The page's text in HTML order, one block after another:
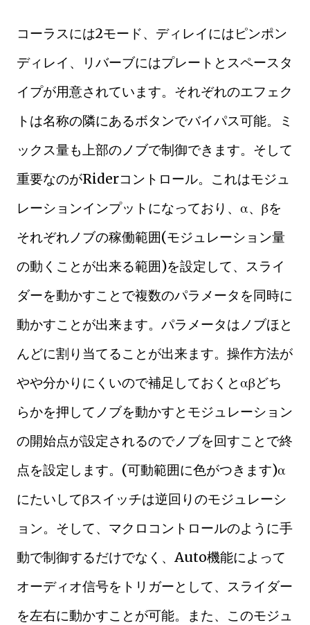
コーラスには2モード、ディレイにはピンポン
ディレイ、リバーブにはプレートとスペースタ
イプが用意されています。それぞれのエフェク
トは名称の隣にあるボタンでバイパス可能。ミ
ックス量も上部のノブで制御できます。そして
重要なのがRiderコントロール。これはモジュ
レーションインプットになっており、α、βを
それぞれノブの稼働範囲(モジュレーション量
の動くことが出来る範囲)を設定して、スライ
ダーを動かすことで複数のパラメータを同時に
動かすことが出来ます。パラメータはノブほと
んどに割り当てることが出来ます。操作方法が
やや分かりにくいので補足しておくとαβどち
らかを押してノブを動かすとモジュレーション
の開始点が設定されるのでノブを回すことで終
点を設定します。(可動範囲に色がつきます)α
にたいしてβスイッチは逆回りのモジュレーシ
ョン。そして、マクロコントロールのように手
動で制御するだけでなく、Auto機能によって
オーディオ信号をトリガーとして、スライダー
を左右に動かすことが可能。また、このモジュ